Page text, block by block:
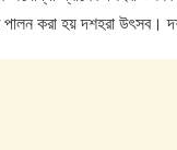
e
b
er s
A
e
dI
পালন করা হয় দশহরা উৎসব।